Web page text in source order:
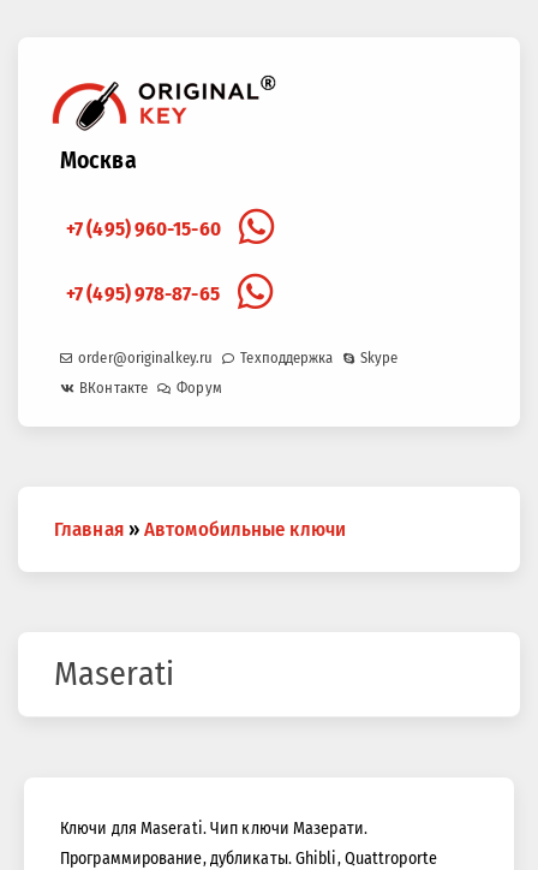
Москва
+7 (495) 960-15-60
+7 (495) 978-87-65
order@originalkey.ru Техподдержка
Skype
ВКонтакте
Форум
здесь
Главная » Автомобильные ключи
Maserati
Ключи для Maserati. Чип ключи Мазерати.
Программирование, дубликаты. Ghibli, Quattroporte